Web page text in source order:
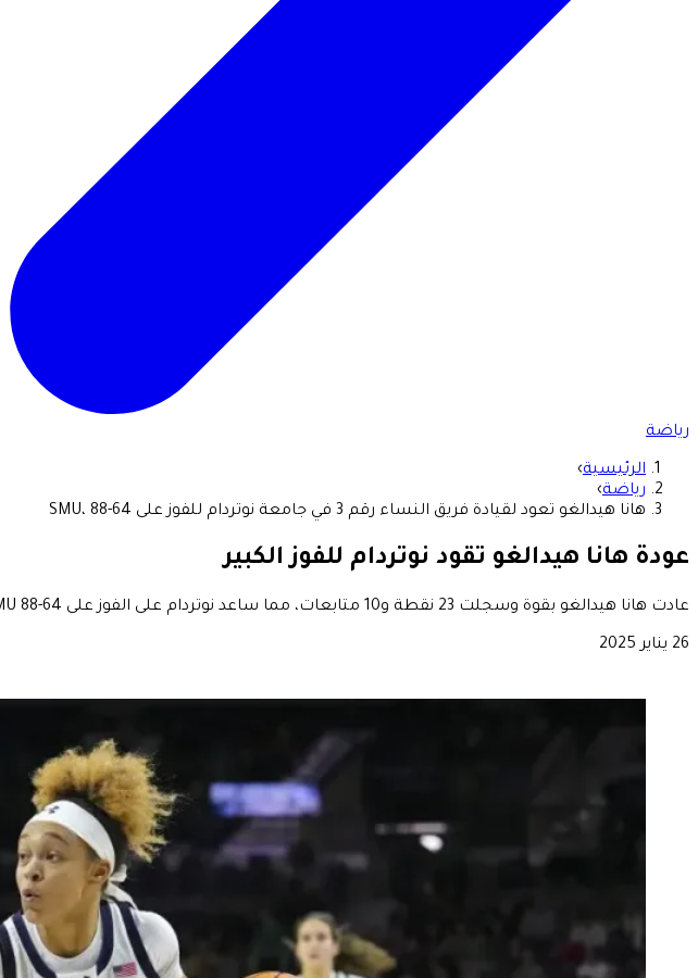
رياضة
الرئيسية›
رياضة›
هانا هيدالغو تعود لقيادة فريق النساء رقم 3 في جامعة نوتردام للفوز على SMU، 88-64
عودة هانا هيدالغو تقود نوتردام للفوز الكبير
عادت هانا هيدالغو بقوة وسجلت 23 نقطة و10 متابعات، مما ساعد نوتردام على الفوز على SMU 88-64. تميزت المباراة بتحويل 20 كرة ونجاح الأيرلنديين في نقاط الكسر السريع. تابعوا تفاصيل الأداء الرائع!
26 يناير 2025